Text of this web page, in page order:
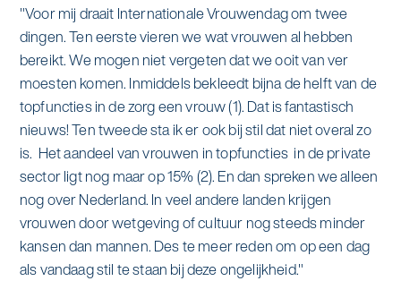
Offerte aanvragen
"Voor mij draait Internationale Vrouwendag om twee
dingen. Ten eerste vieren we wat vrouwen al hebben
bereikt. We mogen niet vergeten dat we ooit van ver
moesten komen. Inmiddels bekleedt bijna de helft van de
topfuncties in de zorg een vrouw (1). Dat is fantastisch
nieuws! Ten tweede sta ik er ook bij stil dat niet overal zo
is. Het aandeel van vrouwen in topfuncties in de private
sector ligt nog maar op 15% (2). En dan spreken we alleen
nog over Nederland. In veel andere landen krijgen
vrouwen door wetgeving of cultuur nog steeds minder
kansen dan mannen. Des te meer reden om op een dag
als vandaag stil te staan bij deze ongelijkheid."